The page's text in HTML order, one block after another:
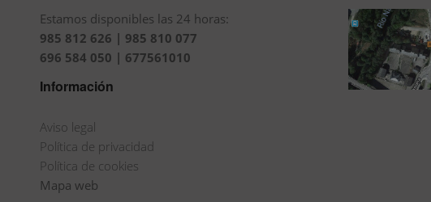
Estamos disponibles las 24 horas:
985 812 626 | 985 810 077
696 584 050 | 677561010
Información
Aviso legal
Política de privacidad
Política de cookies
Mapa web